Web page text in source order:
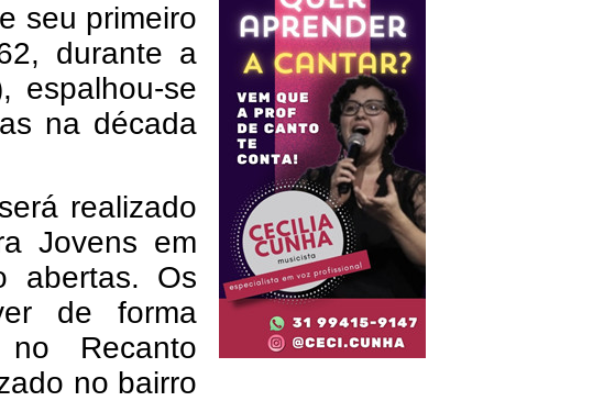
seu primeiro
durante a
espalhou-se
na década
realizado
Jovens em
abertas. Os
de forma
Recanto
no bairro